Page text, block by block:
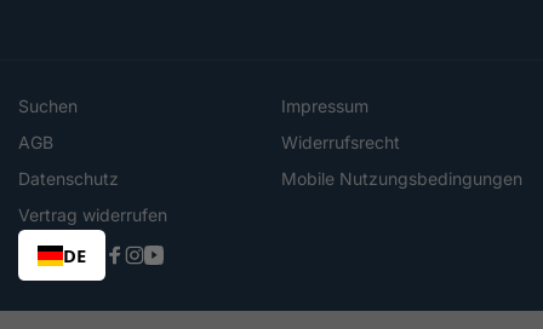
Suchen
Impressum
AGB
Widerrufsrecht
Datenschutz
Mobile Nutzungsbedingungen
Vertrag widerrufen
DE
Facebook
Instagram
YouTube